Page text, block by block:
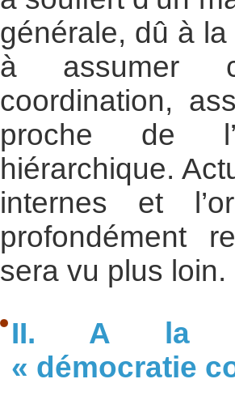
générale, dû à
à assumer
coordination,
proche de
hiérarchique.
internes et
profondément
sera vu plus loin.
II. A la
« démocratie